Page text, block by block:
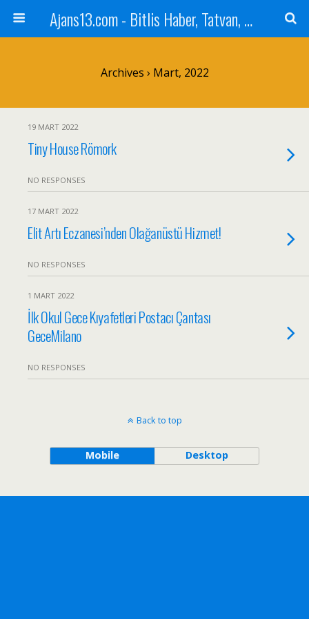
Ajans13.com - Bitlis Haber, Tatvan, Ahlat, Adilcevaz, Mutki, Hizan, Güroymak, Gazete, Ajans, 13, Haber
Archives › Mart, 2022
19 MART 2022
Tiny House Römork
NO RESPONSES
17 MART 2022
Elit Artı Eczanesi’nden Olağanüstü Hizmet!
NO RESPONSES
1 MART 2022
İlk Okul Gece Kıyafetleri Postacı Çantası
GeceMilano
NO RESPONSES
Back to top
Mobile Desktop